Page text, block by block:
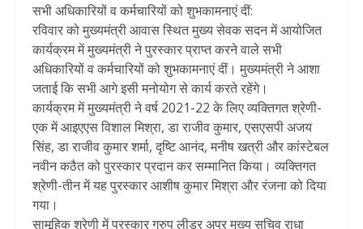
सभी अधिकारियों व कर्मचारियों को शुभकामनाएं दीं:
रविवार को मुख्यमंत्री आवास स्थित मुख्य सेवक सदन में आयोजित
कार्यक्रम में मुख्यमंत्री ने पुरस्कार प्राप्त करने वाले सभी
अधिकारियों व कर्मचारियों को शुभकामनाएं दीं। मुख्यमंत्री ने आशा
जताई कि सभी आगे इसी मनोयोग से कार्य करते रहेंगे।
कार्यक्रम में मुख्यमंत्री ने वर्ष 2021-22 के लिए व्यक्तिगत श्रेणी-
एक में आइएएस विशाल मिश्रा, डा राजीव कुमार, एसएसपी अजय
सिंह, डा राजीव कुमार शर्मा, दृष्टि आनंद, मनीष खत्री और कांस्टेबल
नवीन कठैत को पुरस्कार प्रदान कर सम्मानित किया। व्यक्तिगत
श्रेणी-तीन में यह पुरस्कार आशीष कुमार मिश्रा और रंजना को दिया
गया।
सामूहिक श्रेणी में पुरस्कार ग्रुप लीडर अपर मुख्य सचिव राधा